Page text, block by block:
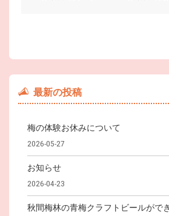
最新の投稿
梅の体験お休みについて
2026-05-27
お知らせ
2026-04-23
秋間梅林の青梅クラフトビールがで